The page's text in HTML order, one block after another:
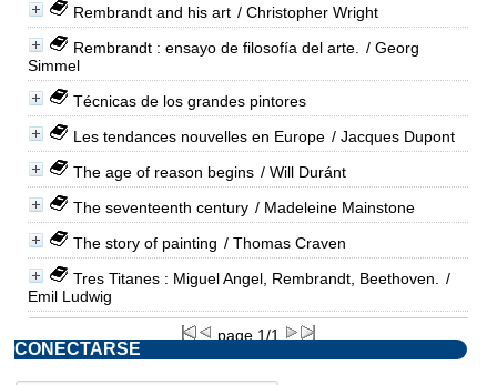
Rembrandt and his art / Christopher Wright
Rembrandt : ensayo de filosofía del arte.
/ Georg
Simmel
Técnicas de los grandes pintores
Les tendances nouvelles en Europe / Jacques Dupont
The age of reason begins / Will Duránt
The seventeenth century / Madeleine Mainstone
The story of painting / Thomas Craven
Tres Titanes : Miguel Angel, Rembrandt, Beethoven.
/
Emil Ludwig
page 1/1
CONECTARSE